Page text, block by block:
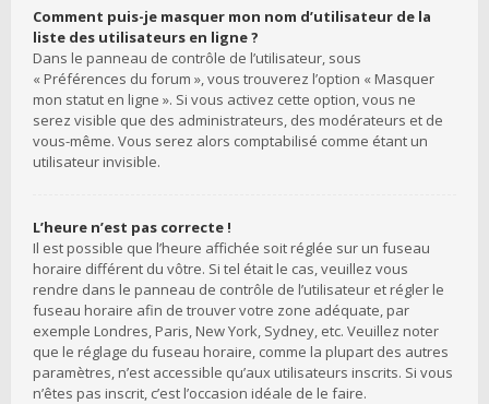
Comment puis-je masquer mon nom d’utilisateur de la
liste des utilisateurs en ligne ?
Dans le panneau de contrôle de l’utilisateur, sous
« Préférences du forum », vous trouverez l’option « Masquer
mon statut en ligne ». Si vous activez cette option, vous ne
serez visible que des administrateurs, des modérateurs et de
vous-même. Vous serez alors comptabilisé comme étant un
utilisateur invisible.
L’heure n’est pas correcte !
Il est possible que l’heure affichée soit réglée sur un fuseau
horaire différent du vôtre. Si tel était le cas, veuillez vous
rendre dans le panneau de contrôle de l’utilisateur et régler le
fuseau horaire afin de trouver votre zone adéquate, par
exemple Londres, Paris, New York, Sydney, etc. Veuillez noter
que le réglage du fuseau horaire, comme la plupart des autres
paramètres, n’est accessible qu’aux utilisateurs inscrits. Si vous
n’êtes pas inscrit, c’est l’occasion idéale de le faire.